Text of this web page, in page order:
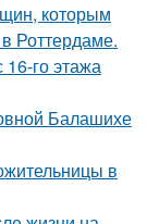
которым
Роттердаме.
16-го этажа
Балашихе
в